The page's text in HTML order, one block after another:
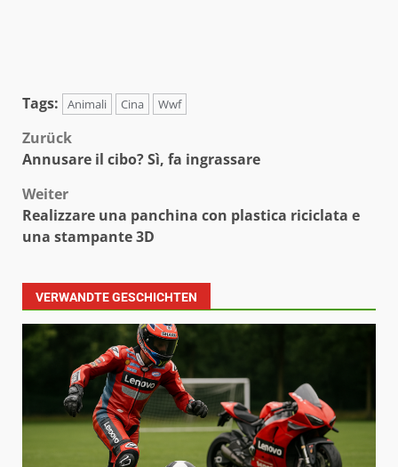
Tags: Animali Cina Wwf
Beitragsnavigation
Zurück
Annusare il cibo? Sì, fa ingrassare
Weiter
Realizzare una panchina con plastica riciclata e
una stampante 3D
VERWANDTE GESCHICHTEN